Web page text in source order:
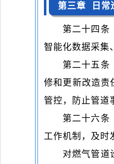
第三章 日常
第二十四条
智能化数据采集
第二十五条
修和更新改造责
管控，防止管道
第二十六条
工作机制，及时
对燃气管道